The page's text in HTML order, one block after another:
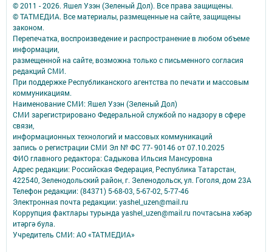
© 2011 - 2026. Яшел Узэн (Зеленый Дол). Все права защищены.
© ТАТМЕДИА. Все материалы, размещенные на сайте, защищены
законом.
Перепечатка, воспроизведение и распространение в любом объеме
информации,
размещенной на сайте, возможна только с письменного согласия
редакций СМИ.
При поддержке Республиканского агентства по печати и массовым
коммуникациям.
Наименование СМИ: Яшел Узэн (Зеленый Дол)
СМИ зарегистрировано Федеральной службой по надзору в сфере
связи,
информационных технологий и массовых коммуникаций
запись о регистрации СМИ Эл № ФС 77- 90146 от 07.10.2025
ФИО главного редактора: Садыкова Ильсия Мансуровна
Адрес редакции: Российская Федерация, Республика Татарстан,
422540, Зеленодольский район, г. Зеленодольск, ул. Гоголя, дом 23А
Телефон редакции: (84371) 5-68-03, 5-67-02, 5-77-46
Электронная почта редакции: yashel_uzen@mail.ru
Коррупция фактлары турында yashel_uzen@mail.ru почтасына хәбәр
итәргә була.
Учредитель СМИ: АО «ТАТМЕДИА»